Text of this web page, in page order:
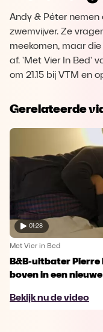
Andy & Péter nemen
zwemvijver. Ze
meekomen, maar
af. 'Met Vier In Bed'
om 21.15 bij VTM en
Gerelateerde
01:28
Met Vier in Bed
B&B-uitbater
boven in een
Bekijk nu de video